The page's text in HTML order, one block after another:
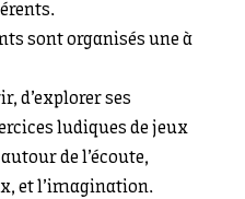
sont organisés une à
d’explorer ses
ludiques de jeux
de l’écoute,
et l’imagination.